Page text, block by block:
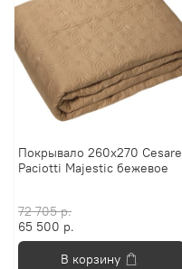
Покрывало 260х270 Cesare
Paciotti Majestic бежевое
72 705 р.
65 500 р.
В корзину